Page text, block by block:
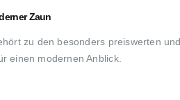
Zaun
zu den besonders preiswerten
einen modernen Anblick.